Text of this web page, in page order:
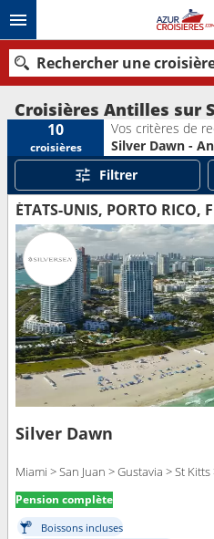
Rechercher une
Nos destinations
Mois de départ
Ports
Croisières Antilles sur
10
croisières
Vos critères de
Silver Dawn -
Filtrer
Silver Dawn
Miami > San Juan > Gustavia > St
Pension complète
Boissons incluses